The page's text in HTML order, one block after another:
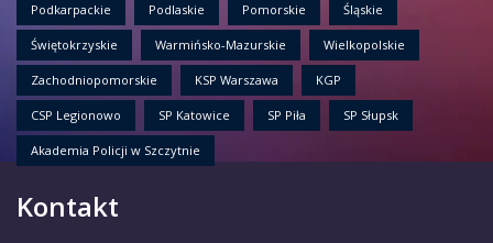
Podkarpackie Podlaskie Pomorskie Śląskie
Świętokrzyskie Warmińsko-Mazurskie Wielkopolskie
Zachodniopomorskie KSP Warszawa KGP
CSP Legionowo SP Katowice SP Piła SP Słupsk
Akademia Policji w Szczytnie
Kontakt